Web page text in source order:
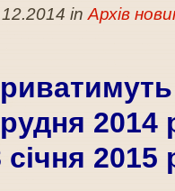
inАрхів
2014
січня 2015